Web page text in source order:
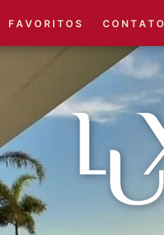
(51) 3416-6660
F A V O R I T O S C O N T A T O